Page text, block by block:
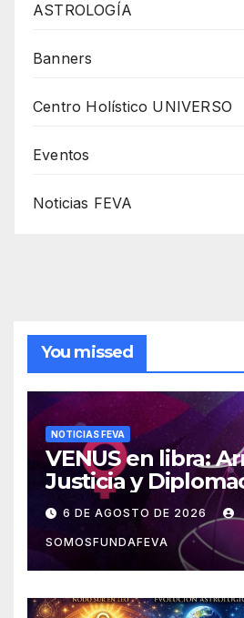
ASTROLOGÍA
Banners
Centro Holístico UNIVERSO
Eventos
Noticias FEVA
You missed
NOTICIAS FEVA
VENUS en libra:
Justicia y
6 DE AGOSTO DE 2026
SOMOSFUNDAFEVA